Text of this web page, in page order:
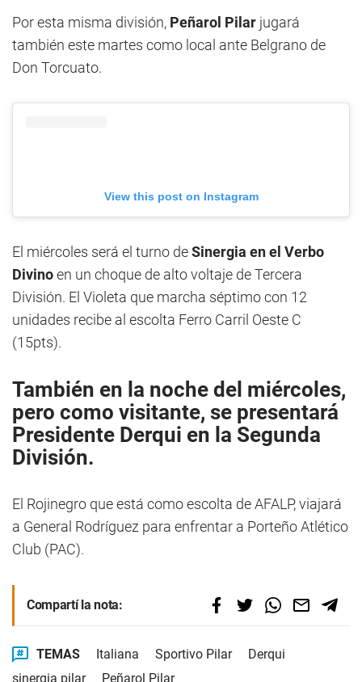
Por esta misma división, Peñarol Pilar jugará
también este martes como local ante Belgrano de
Don Torcuato.
View this post on Instagram
El miércoles será el turno deSinergia en el Verbo
Divinoen un choque de alto voltaje de Tercera
División. El Violeta que marcha séptimo con 12
unidades recibe al escolta Ferro Carril Oeste C
(15pts).
También en la noche del miércoles,
pero como visitante, se presentará
Presidente Derqui en la Segunda
División.
El Rojinegro que está como escolta de AFALP, viajará
a General Rodríguez para enfrentar a Porteño Atlético
Club (PAC).
Compartí la nota:
TEMAS Italiana Sportivo Pilar
Derqui
sinergia pilar
Peñarol Pilar